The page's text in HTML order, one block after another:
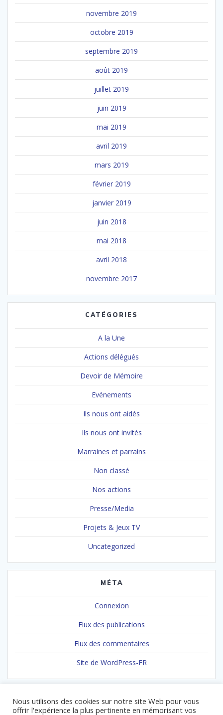
novembre 2019
octobre 2019
septembre 2019
août 2019
juillet 2019
juin 2019
mai 2019
avril 2019
mars 2019
février 2019
janvier 2019
juin 2018
mai 2018
avril 2018
novembre 2017
CATÉGORIES
A la Une
Actions délégués
Devoir de Mémoire
Evénements
Ils nous ont aidés
Ils nous ont invités
Marraines et parrains
Non classé
Nos actions
Presse/Media
Projets & Jeux TV
Uncategorized
MÉTA
Connexion
Flux des publications
Flux des commentaires
Site de WordPress-FR
Nous utilisons des cookies sur notre site Web pour vous
offrir l'expérience la plus pertinente en mémorisant vos